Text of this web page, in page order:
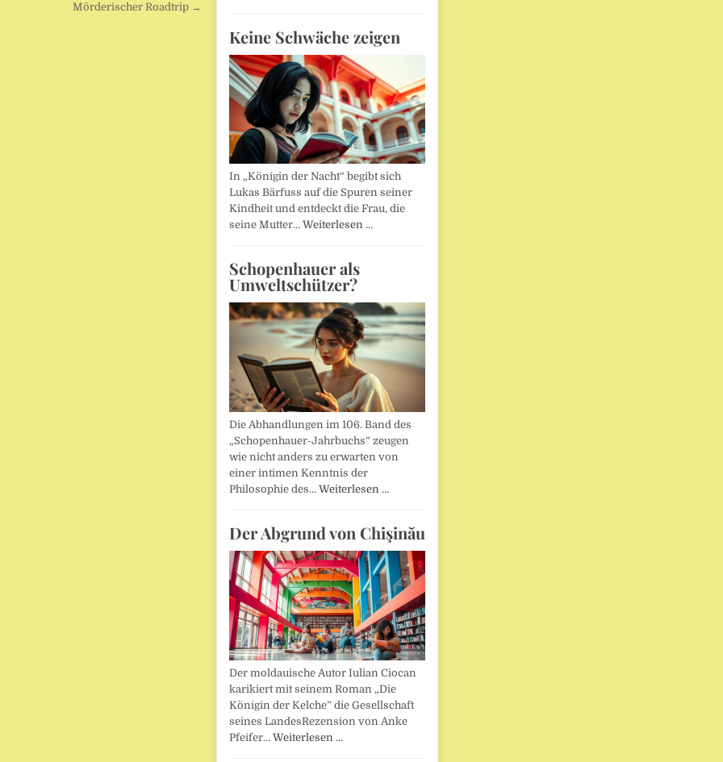
Mörderischer Roadtrip →
Keine Schwäche zeigen
In „Königin der Nacht“ begibt sich
Lukas Bärfuss auf die Spuren seiner
Kindheit und entdeckt die Frau, die
seine Mutter… Weiterlesen …
Schopenhauer als
Umweltschützer?
Die Abhandlungen im 106. Band des
„Schopenhauer-Jahrbuchs“ zeugen
wie nicht anders zu erwarten von
einer intimen Kenntnis der
Philosophie des… Weiterlesen …
Der Abgrund von Chişinău
Der moldauische Autor Iulian Ciocan
karikiert mit seinem Roman „Die
Königin der Kelche” die Gesellschaft
seines LandesRezension von Anke
Pfeifer… Weiterlesen …